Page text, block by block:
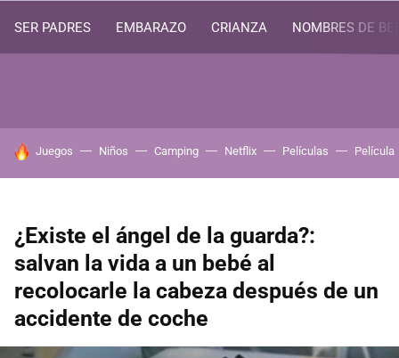
SER PADRES EMBARAZO CRIANZA NOMBRES DE
HOY SE HABLA DE
Juegos Niños Camping Netflix Películas Película
¿Existe el ángel de la guarda?:
salvan la vida a un bebé al
recolocarle la cabeza después de un
accidente de coche